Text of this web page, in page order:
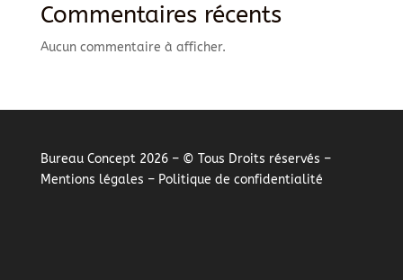
Commentaires récents
Aucun commentaire à afficher.
Bureau Concept 2026 – © Tous Droits réservés –
Mentions légales – Politique de confidentialité